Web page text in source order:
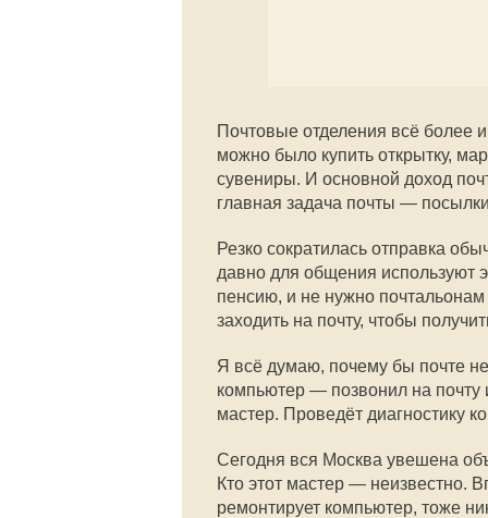
Почтовые отделения всё более
можно было купить открытку,
сувениры. И основной доход
главная задача почты —
Резко сократилась отправка
давно для общения используют
пенсию, и не нужно
заходить на почту, чтобы
Я всё думаю, почему бы почте
компьютер — позвонил на почту
мастер. Проведёт диагностику
Сегодня вся Москва увешена
Кто этот мастер — неизвестно.
ремонтирует компьютер, тоже